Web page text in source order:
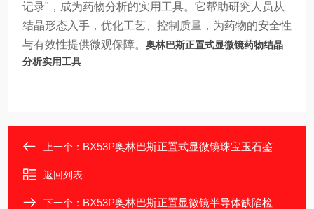
记录"，成为药物分析的实用工具。它帮助研究人员从
结晶形态入手，优化工艺、控制质量，为药物的安全性
与有效性提供微观保障。 奥林巴斯正置式显微镜药物结晶
分析实用工具
上一个： BX53P奥林巴斯正置式显微镜珠宝玉石鉴别辅助工具
返回列表
下一个： BX53P奥林巴斯正置显微镜半导体缺陷检测辅助工具